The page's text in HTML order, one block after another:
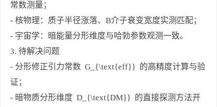
常数测量；
- 核物理：质子半径涨落、B介子衰变宽度实测匹配；
- 宇宙学：暗能量分形维度与哈勃参数观测一致。
3. 待解决问题
- 分形修正引力常数 G_{\text{eff}} 的高精度计算与验
证；
- 暗物质分形维度 D_{\text{DM}} 的直接探测方法开